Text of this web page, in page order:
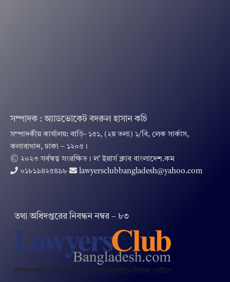
সম্পাদক : অ্যাডভোকেট বদরুল হাসান কচি
সম্পাদকীয় কার্যালয়: বাড়ি- ১৫১, (২য় তলা) ১/বি, লেক সার্কাস,
কলাবাগান, ঢাকা – ১২০৫।
© ২০২৩ সর্বস্বত্ব সংরক্ষিত । ল’ ইয়ার্স ক্লাব বাংলাদেশ.কম
০১৮১৯৪২৫৪৯৮
lawyersclubbangladesh@yahoo.com
তথ‌্য অ‌ধিদপ্ত‌রের নিবন্ধন নম্বর – ৮৩